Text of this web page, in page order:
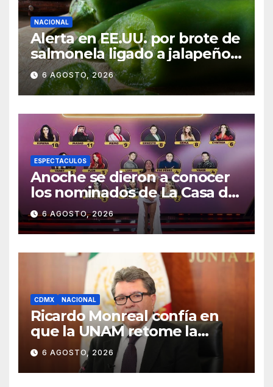
NACIONAL
Alerta en EE.UU. por brote de
salmonela ligado a jalapeños
mexicanos; reportan 345
casos
6 AGOSTO, 2026
ESPECTACULOS
Anoche se dieron a conocer
los nominados de La Casa de
los Famosos México 2026 en
la segunda semana
6 AGOSTO, 2026
CDMX NACIONAL
Ricardo Monreal confía en
que la UNAM retome la
normalidad e inicie el
semestre mediante el
diálogo
6 AGOSTO, 2026